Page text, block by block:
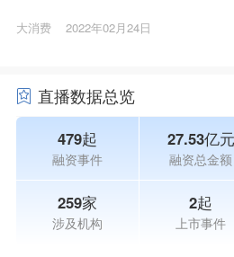
大消费 2022年02月24日
直播数据总览
479起
融资事件
27.53亿元
融资总金额
259家
涉及机构
2起
上市事件